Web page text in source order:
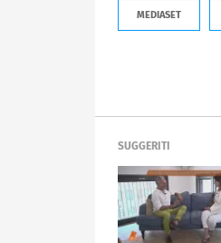
MEDIASET
SUGGERITI